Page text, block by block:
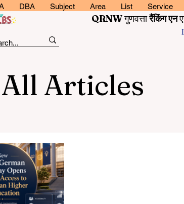
DBA Subject Area List Service
QRNWगुणवत्तारैंकिंगएन
All Articles